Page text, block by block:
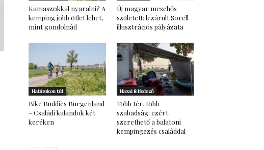
Kamaszokkal nyaralni? A
kemping jobb ötlet lehet,
mint gondolnád
Új magyar mesehős
született: lezárult Sorell
illusztrációs pályázata
Határokon túl
Bike Buddies Burgenland
– Családi kalandok két
keréken
Hazai felfedező
Több tér, több
szabadság: ezért
szerethető a balatoni
kempingezés családdal